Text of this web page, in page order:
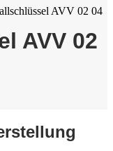
AVV 02 04
AVV 02